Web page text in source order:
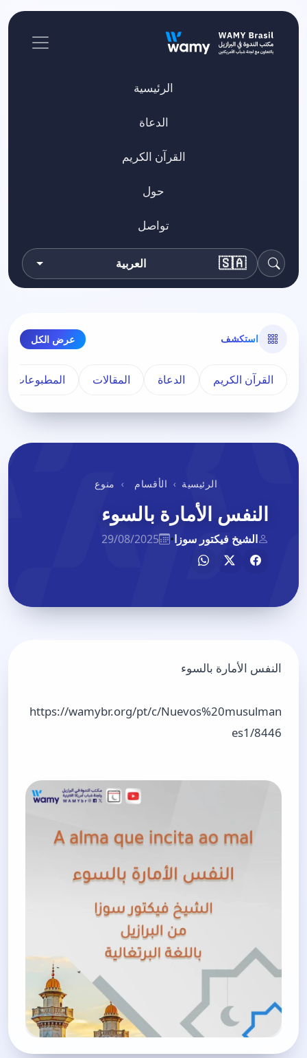
الرئيسية
الدعاة
القرآن الكريم
حول
تواصل
بحث 🇸🇦 العربية
استكشف عرض الكل
القرآن الكريم الدعاة المقالات المطبوعات
الرئيسية الأقسام منوع
النفس الأمارة بالسوء
الشيخ فيكتور سوزا•
29/08/2025
النفس الأمارة بالسوء
https://wamybr.org/pt/c/Nuevos%20musulman
es1/8446